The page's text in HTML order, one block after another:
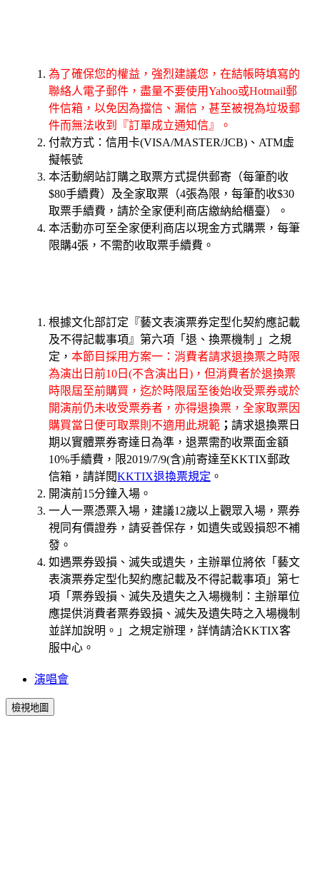
為了確保您的權益，強烈建議您，在結帳時填寫的
聯絡人電子郵件，盡量不要使用Yahoo或Hotmail郵
件信箱，以免因為擋信、漏信，甚至被視為垃圾郵
件而無法收到『訂單成立通知信』。
付款方式：信用卡(VISA/MASTER/JCB)、ATM虛
擬帳號
本活動網站訂購之取票方式提供郵寄（每筆酌收
$80手續費）及全家取票（4張為限，每筆酌收$30
取票手續費，請於全家便利商店繳納給櫃臺）。
本活動亦可至全家便利商店以現金方式購票，每筆
限購4張，不需酌收取票手續費。
根據文化部訂定『藝文表演票券定型化契約應記載
及不得記載事項』第六項「退、換票機制 」之規
定， 本節目採用方案一：消費者請求退換票之時限
為演出日前10日(不含演出日)， 但消費者於退換票
時限屆至前購買， 迄於時限屆至後始收受票券或於
開演前仍未收受票券者， 亦得退換票，全家取票因
購買當日便可取票則不適用此規範 ； 請求退換票日
期以實體票券寄達日為準，退票需酌收票面金額
10%手續費 ，限2019/7/9(含)前寄達至KKTIX郵政
信箱，請詳閱KKTIX退換票規定 。
開演前15分鐘入場。
一人一票憑票入場，建議12歲以上觀眾入場，票券
視同有價證券，請妥善保存，如遺失或毀損恕不補
發。
如遇票券毀損、滅失或遺失，主辦單位將依「藝文
表演票券定型化契約應記載及不得記載事項」第七
項「票券毀損、滅失及遺失之入場機制：主辦單位
應提供消費者票券毀損、滅失及遺失時之入場機制
並詳加說明。」之規定辦理，詳情請洽KKTIX客
服中心。
演唱會
檢視地圖